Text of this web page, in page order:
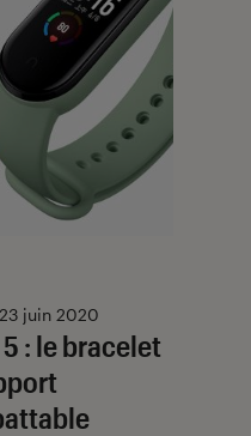
: le bracelet
23 juin 2020